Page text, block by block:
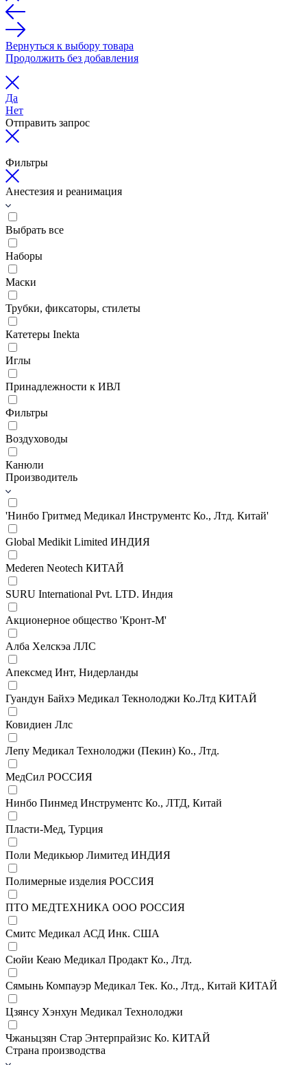
Вернуться к выбору товара
Продолжить без добавления
Да
Нет
Отправить запрос
Фильтры
Анестезия и реанимация
Выбрать все
Наборы
Маски
Трубки, фиксаторы, стилеты
Катетеры Inekta
Иглы
Принадлежности к ИВЛ
Фильтры
Воздуховоды
Канюли
Производитель
'Нинбо Гритмед Медикал Инструментс Ко., Лтд. Китай'
Global Medikit Limited ИНДИЯ
Mederen Neotech КИТАЙ
SURU International Pvt. LTD. Индия
Акционерное общество 'Кронт-М'
Алба Хелскэа ЛЛС
Апексмед Инт, Нидерланды
Гуандун Байхэ Медикал Текнолоджи Ко.Лтд КИТАЙ
Ковидиен Ллс
Лепу Медикал Технолоджи (Пекин) Ко., Лтд.
МедСил РОССИЯ
Нинбо Пинмед Инструментс Ко., ЛТД, Китай
Пласти-Мед, Турция
Поли Медикьюр Лимитед ИНДИЯ
Полимерные изделия РОССИЯ
ПТО МЕДТЕХНИКА ООО РОССИЯ
Смитс Медикал АСД Инк. США
Сюйи Кеаю Медикал Продакт Ко., Лтд.
Сямынь Компауэр Медикал Тек. Ко., Лтд., Китай КИТАЙ
Цзянсу Хэнхун Медикал Технолоджи
Чжаньцзян Стар Энтерпрайзис Ко. КИТАЙ
Страна производства